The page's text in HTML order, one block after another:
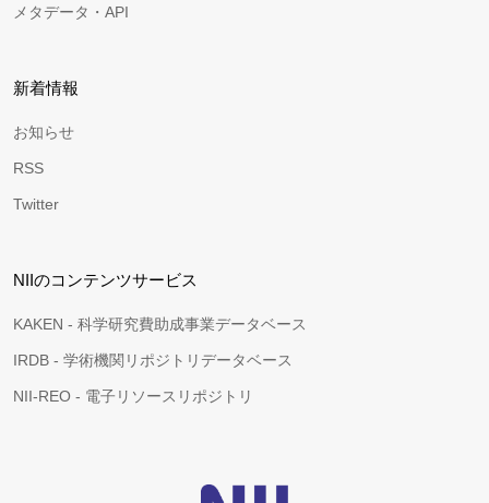
メタデータ・API
新着情報
お知らせ
RSS
Twitter
NIIのコンテンツサービス
KAKEN - 科学研究費助成事業データベース
IRDB - 学術機関リポジトリデータベース
NII-REO - 電子リソースリポジトリ